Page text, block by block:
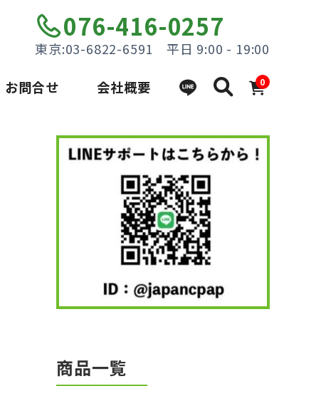
076-416-0257
東京:03-6822-6591 平日 9:00 - 19:00
0
お問合せ 会社概要
商品一覧